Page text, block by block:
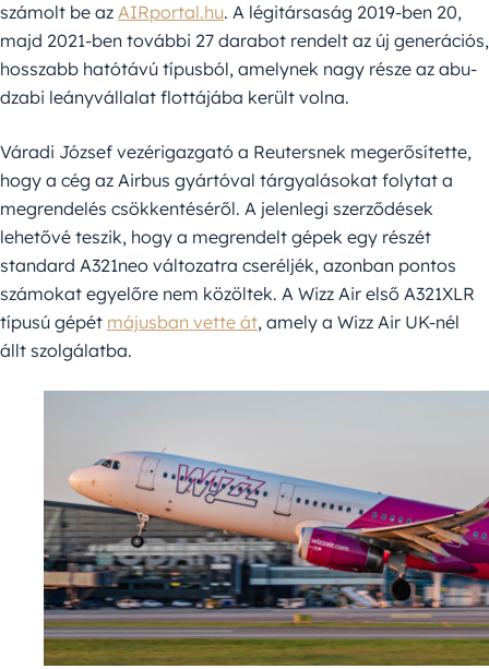
számolt be az AIRportal.hu. A légitársaság 2019-ben 20,
majd 2021-ben további 27 darabot rendelt az új generációs,
hosszabb hatótávú típusból, amelynek nagy része az abu-
dzabi leányvállalat flottájába került volna.
Váradi József vezérigazgató a Reutersnek megerősítette,
hogy a cég az Airbus gyártóval tárgyalásokat folytat a
megrendelés csökkentéséről. A jelenlegi szerződések
lehetővé teszik, hogy a megrendelt gépek egy részét
standard A321neo változatra cseréljék, azonban pontos
számokat egyelőre nem közöltek. A Wizz Air első A321XLR
típusú gépét májusban vette át, amely a Wizz Air UK-nél
állt szolgálatba.